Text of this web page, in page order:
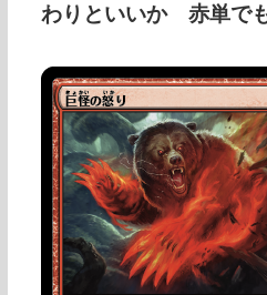
わりといいか 赤単で